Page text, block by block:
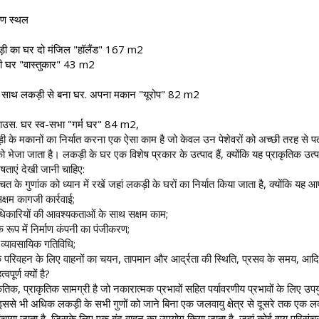
स्थल
का घर दो मंजिल "हॉलैंड" 167 m2
घर "वास्तुकार" 43 m2
लकड़ी से बना घर. अपना मकान "यूरोप" 82 m2
घर स्व-सभा "गर्म घर" 84 m2,
मकानों का निर्यात करना एक ऐसा काम है जो केवल उन पेशेवरों को अच्छी तरह से
भेजा जाता है। लकड़ी के घर एक विशेष प्रकार के उत्पाद हैं, क्योंकि यह प्राकृतिक
देखी जानी चाहिए:
के गुणांक को ध्यान में रखें जहां लकड़ी के घरों का निर्यात किया जाता है, क्योंकि यह
कागजी कार्रवाई;
की आवश्यकताओं के साथ सक्षम काम;
रूप में निर्माण कंपनी का पंजीकरण;
गतिविधि;
के लिए वाहनों का चयन, तापमान और आर्द्रता की स्थिति, प्रसव के समय,
क्यों है?
प्राकृतिक सामग्री है जो नकारात्मक प्रभावों सहित पर्यावरणीय प्रभावों के
भी अधिक लकड़ी के सभी गुणों को जाने बिना एक जलवायु क्षेत्र से दूसरे तक एक